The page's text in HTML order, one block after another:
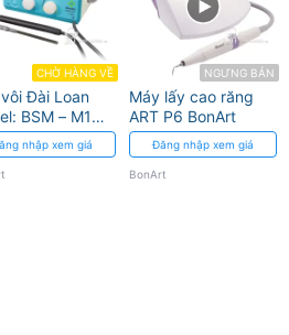
CHỜ HÀNG VỀ
Đài Loan
BSM – M1
nhập xem giá
NGƯNG BÁN
Máy lấy cao răng
ART P6 BonArt
Đăng nhập xem giá
BonArt